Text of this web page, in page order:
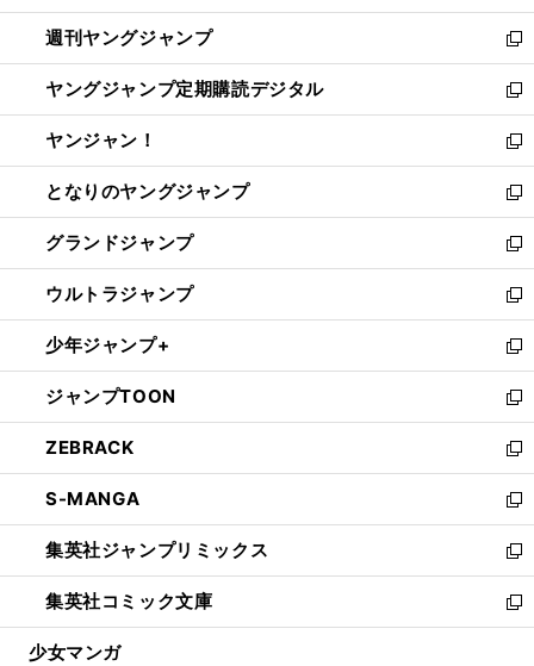
開
く
ウ
で
開
く
ン
ド
ウ
で
開
く
ウ
ィ
ン
ド
ウ
で
開
く
週刊ヤングジャンプ
新
し
い
ウ
ィ
ン
ド
ウ
で
開
く
ヤングジャンプ定期購読デジタル
新
し
い
ウ
ィ
ン
ド
ウ
で
開
く
ヤンジャン！
新
し
い
ウ
ィ
ン
ド
ウ
で
開
く
となりのヤングジャンプ
新
し
い
ウ
ィ
ン
ド
ウ
で
開
く
グランドジャンプ
新
し
い
ウ
ィ
ン
ド
ウ
で
開
く
ウルトラジャンプ
新
し
い
ウ
ィ
ン
ド
ウ
で
開
く
少年ジャンプ+
新
し
い
ウ
ィ
ン
ド
ウ
で
開
く
ジャンプTOON
新
し
い
ウ
ィ
ン
ド
ウ
で
開
ZEBRACK
新
し
い
ウ
ィ
ン
ド
ウ
S-MANGA
新
し
い
ウ
ィ
ン
集英社ジャンプリミックス
新
し
い
ウ
集英社コミック文庫
新
し
少女マンガ